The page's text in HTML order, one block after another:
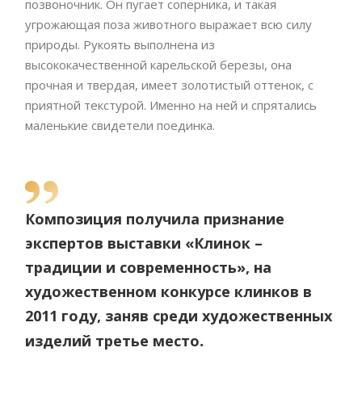
позвоночник. Он пугает соперника, и такая
угрожающая поза животного выражает всю силу
природы. Рукоять выполнена из
высококачественной карельской березы, она
прочная и твердая, имеет золотистый оттенок, с
приятной текстурой. Именно на ней и спрятались
маленькие свидетели поединка.
Композиция получила признание
экспертов выставки «Клинок –
традиции и современность», на
художественном конкурсе клинков в
2011 году, заняв среди художественных
изделий третье место.